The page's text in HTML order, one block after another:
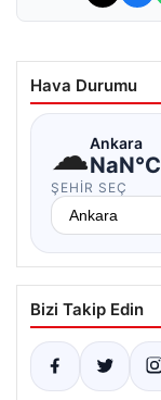
Hava Durumu
☁Ankara
NaN°C
ŞEHIR SEÇ
Bizi Takip Edin